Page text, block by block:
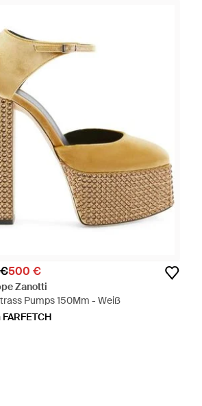
500 €
Zanotti
Pumps 150Mm - Weiß
FARFETCH